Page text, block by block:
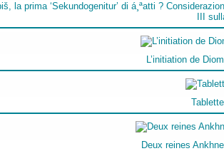
la prima ‘Sekundogenitur’ di á¸ªatti ?
III
L’initiation de
Deux reines